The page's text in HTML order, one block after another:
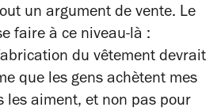
un argument de vente. Le
faire à ce niveau-là :
du vêtement devrait
que les gens achètent mes
les aiment, et non pas pour